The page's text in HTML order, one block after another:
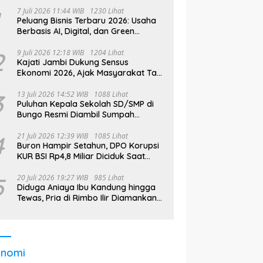
7 Juli 2026 11:44 WIB 1230 Lihat
Peluang Bisnis Terbaru 2026: Usaha
Berbasis AI, Digital, dan Green
9 Juli 2026 12:18 WIB 1204 Lihat
Kajati Jambi Dukung Sensus
Ekonomi 2026, Ajak Masyarakat Tak
13 Juli 2026 14:52 WIB 1088 Lihat
Puluhan Kepala Sekolah SD/SMP di
Bungo Resmi Diambil Sumpah
21 Juli 2026 12:39 WIB 1085 Lihat
Buron Hampir Setahun, DPO Korupsi
KUR BSI Rp4,8 Miliar Diciduk Saat
20 Juli 2026 19:27 WIB 985 Lihat
Diduga Aniaya Ibu Kandung hingga
Tewas, Pria di Rimbo Ilir Diamankan